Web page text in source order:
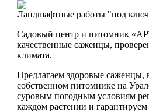
Ландшафтные работы "под
Садовый центр и питомник
качественные саженцы,
климата.
Предлагаем здоровые
собственном питомнике на
суровым погодным условиям
каждом растении и гарантируем